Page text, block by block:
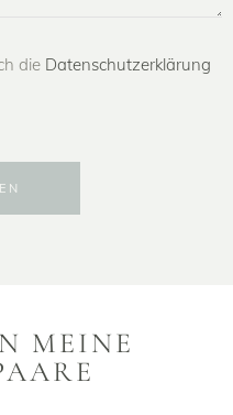
die Datenschutzerklärung
MEINE